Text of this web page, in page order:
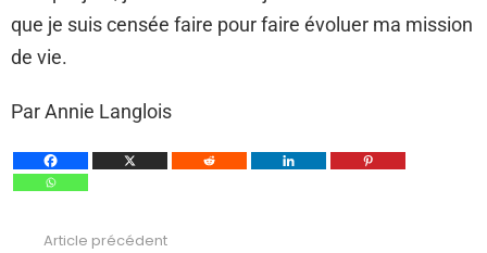
que je suis censée faire pour faire évoluer ma mission
de vie.
Par Annie Langlois
Article précédent